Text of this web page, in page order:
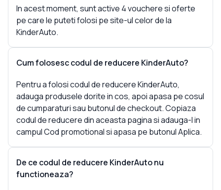
In acest moment, sunt active 4 vouchere si oferte
pe care le puteti folosi pe site-ul celor de la
KinderAuto.
Cum folosesc codul de reducere KinderAuto?
Pentru a folosi codul de reducere KinderAuto,
adauga produsele dorite in cos, apoi apasa pe cosul
de cumparaturi sau butonul de checkout. Copiaza
codul de reducere din aceasta pagina si adauga-l in
campul Cod promotional si apasa pe butonul Aplica.
De ce codul de reducere KinderAuto nu
functioneaza?